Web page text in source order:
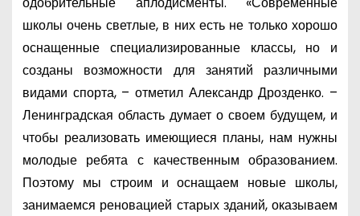
школы очень светлые, в них есть не только хорошо
оснащенные специализированные классы, но и
созданы возможности для занятий различными
видами спорта, – отметил Александр Дрозденко. –
Ленинградская область думает о своем будущем, и
чтобы реализовать имеющиеся планы, нам нужны
молодые ребята с качественным образованием.
Поэтому мы строим и оснащаем новые школы,
занимаемся реновацией старых зданий, оказываем